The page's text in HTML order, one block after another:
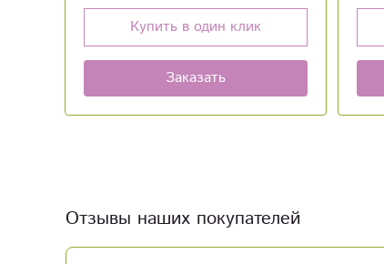
Купить в один клик
Заказать
Отзывы наших покупателей